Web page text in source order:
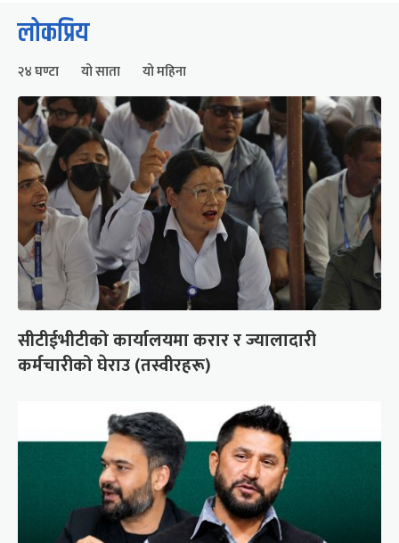
लोकप्रिय
२४ घण्टा यो साता यो महिना
सीटीईभीटीको कार्यालयमा करार र ज्यालादारी
कर्मचारीको घेराउ (तस्वीरहरू)